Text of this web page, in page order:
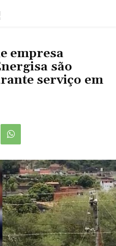
empresa
são
serviço em